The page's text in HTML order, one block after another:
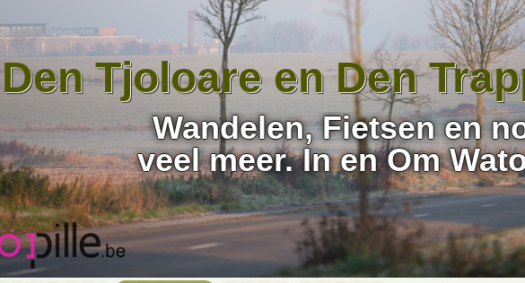
Wandelen, Fietsen en
veel meer. In en Om
Den Tjoloare en Den